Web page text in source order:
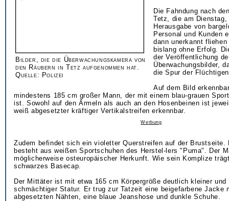
Bilder, die die Überwachungskamera von
den Räubern in Tetz aufgenommen hat.
Quelle: Polizei
Die Fahndung nach
Tetz, die am
Herausgabe von
Personal und Kunden
dann unerkannt
bislang ohne Erfolg.
der Veröffentlichung
Überwachungsbilder,
die Spur der
Auf dem Bild
mindestens 185 cm großer Mann, der mit einem blau-grauen
ist. Sowohl auf den Ärmeln als auch an den Hosenbeinen ist
weiß abgesetzter kräftiger Vertikalstreifen erkennbar.
Werbung
Zudem befindet sich ein violetter Querstreifen auf der Brustseite.
besteht aus weißen Sportschuhen des Herstel-lers "Puma". Der
möglicherweise osteuropäischer Herkunft. Wie sein Komplize
schwarzes Basecap.
Der Mittäter ist mit etwa 165 cm Körpergröße deutlich kleiner und
schmächtiger Statur. Er trug zur Tatzeit eine beigefarbene Jacke
abgesetzten Nähten, eine blaue Jeanshose und dunkle Schuhe.